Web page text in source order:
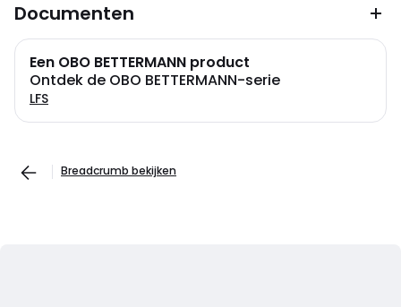
Documenten
Een OBO BETTERMANN product
Ontdek de OBO BETTERMANN-serie
LFS
Breadcrumb bekijken